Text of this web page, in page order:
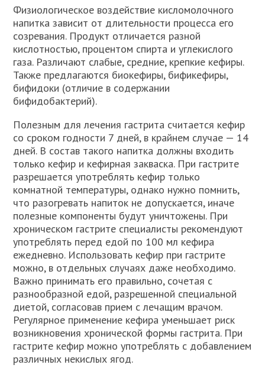
Физиологическое воздействие кисломолочного
напитка зависит от длительности процесса его
созревания. Продукт отличается разной
кислотностью, процентом спирта и углекислого
газа. Различают слабые, средние, крепкие кефиры.
Также предлагаются биокефиры, бификефиры,
бифидоки (отличие в содержании
бифидобактерий).
Полезным для лечения гастрита считается кефир
со сроком годности 7 дней, в крайнем случае — 14
дней. В состав такого напитка должны входить
только кефир и кефирная закваска. При гастрите
разрешается употреблять кефир только
комнатной температуры, однако нужно помнить,
что разогревать напиток не допускается, иначе
полезные компоненты будут уничтожены. При
хроническом гастрите специалисты рекомендуют
употреблять перед едой по 100 мл кефира
ежедневно. Использовать кефир при гастрите
можно, в отдельных случаях даже необходимо.
Важно принимать его правильно, сочетая с
разнообразной едой, разрешенной специальной
диетой, согласовав прием с лечащим врачом.
Регулярное применение кефира уменьшает риск
возникновения хронической формы гастрита. При
гастрите кефир можно употреблять с добавлением
различных некислых ягод.